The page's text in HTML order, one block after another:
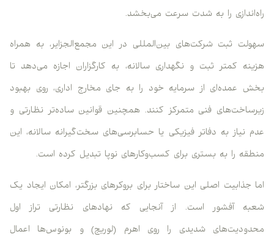
راه‌اندازی را به شدت سرعت می‌بخشد.
سهولت ثبت شرکت‌های بین‌المللی در این مجمع‌الجزایر، به همراه
هزینه کمتر ثبت و نگهداری سالانه، به کارگزاران اجازه می‌دهد تا
بخش عمده‌ای از سرمایه خود را به جای مخارج اداری، روی بهبود
زیرساخت‌های فنی متمرکز کنند. همچنین قوانین ساده‌تر نظارتی و
عدم نیاز به دفاتر فیزیکی یا حسابرسی‌های سخت‌گیرانه سالانه، این
منطقه را به بستری برای کسب‌وکارهای نوپا تبدیل کرده است.
اما جذابیت اصلی این ساختار برای بروکرهای بزرگتر، امکان ایجاد یک
شعبه آفشور است. از آنجایی که نهادهای نظارتی تراز اول
محدودیت‌های شدیدی را روی اهرم (لوریج) و بونوس‌ها اعمال